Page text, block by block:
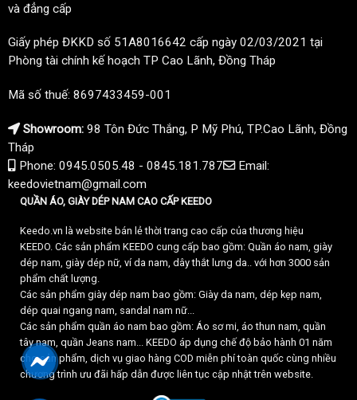
và đẳng cấp
Giấy phép ĐKKD số 51A8016642 cấp ngày 02/03/2021 tại
Phòng tài chính kế hoạch TP Cao Lãnh, Đồng Tháp
Mã số thuế: 8697433459-001
Showroom: 98 Tôn Đức Thắng, P Mỹ Phú, TP.Cao Lãnh, Đồng
Tháp
Phone: 0945.0505.48 - 0845.181.787
Email:
keedovietnam@gmail.com
QUẦN ÁO, GIÀY DÉP NAM CAO CẤP KEEDO
Keedo.vn là website bán lẻ thời trang cao cấp của thương hiệu
KEEDO. Các sản phẩm KEEDO cung cấp bao gồm: Quần áo nam, giày
dép nam, giày dép nữ, ví da nam, dây thắt lưng da.. với hơn 3000 sản
phẩm chất lượng.
Các sản phẩm giày dép nam bao gồm: Giày da nam, dép kẹp nam,
dép quai ngang nam, sandal nam nữ...
Các sản phẩm quần áo nam bao gồm: Áo sơ mi, áo thun nam, quần
tây nam, quần Jeans nam... KEEDO áp dụng chế độ bảo hành 01 năm
cho sản phẩm, dịch vụ giao hàng COD miễn phí toàn quốc cùng nhiều
chương trình ưu đãi hấp dẫn được liên tục cập nhật trên website.